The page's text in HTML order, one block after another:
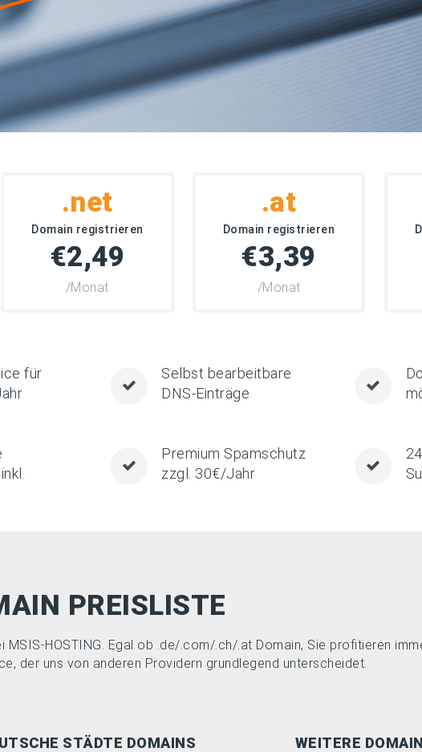
.net
Domain registrieren
€2,49
/Monat
.at
Domain registrieren
€3,39
/Monat
für
Selbst bearbeitbare
DNS-Einträge
Premium Spamschutz
zzgl. 30€/Jahr
PREISLISTE
HOSTING. Egal ob .de/.com/.ch/.at Domain, Sie profitieren
der uns von anderen Providern grundlegend unterscheidet.
STÄDTE DOMAINS WEITERE